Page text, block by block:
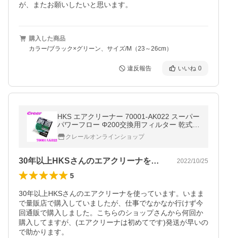
が、またお願いしたいと思います。
購入した商品
カラー/ブラック×グリーン、サイズ/M（23～26cm）
違反報告 いいね 0
HKS エアクリーナー 70001-AK022 スーパー
パワーフロー Φ200交換用フィルター 乾式3
層タイプ グリーンカラー
クレールオンラインショップ
30年以上HKSさんのエアクリーナを使… 2022/10/25
5
30年以上HKSさんのエアクリーナを使っています。いまま
で量販店で購入していましたが、仕事でなかなか行けず今
回通販で購入しました。こちらのショップさんから何回か
購入してますが、(エアクリーナは初めてです)発送が早いの
で助かります。